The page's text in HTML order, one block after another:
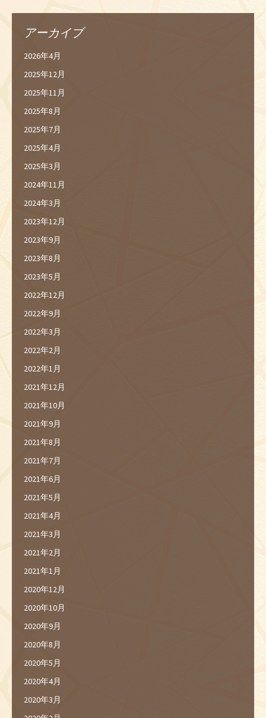
アーカイブ
2026年4月
2025年12月
2025年11月
2025年8月
2025年7月
2025年4月
2025年3月
2024年11月
2024年3月
2023年12月
2023年9月
2023年8月
2023年5月
2022年12月
2022年9月
2022年3月
2022年2月
2022年1月
2021年12月
2021年10月
2021年9月
2021年8月
2021年7月
2021年6月
2021年5月
2021年4月
2021年3月
2021年2月
2021年1月
2020年12月
2020年10月
2020年9月
2020年8月
2020年5月
2020年4月
2020年3月